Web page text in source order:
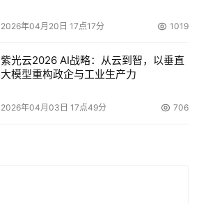
2026年04月20日 17点17分 1019
紫光云2026 AI战略：从云到智，以垂直
大模型重构政企与工业生产力
2026年04月03日 17点49分 706